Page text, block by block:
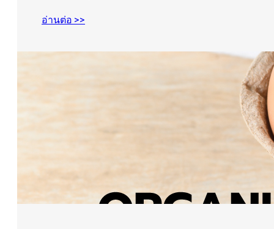
อ่านต่อ >>